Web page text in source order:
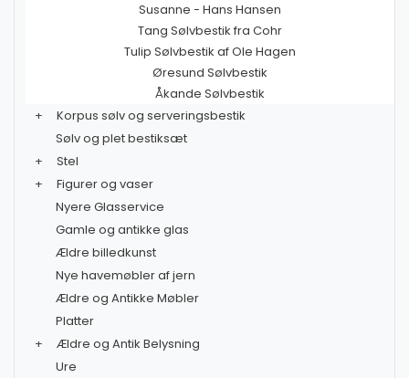
Susanne - Hans Hansen
Tang Sølvbestik fra Cohr
Tulip Sølvbestik af Ole Hagen
Øresund Sølvbestik
Åkande Sølvbestik
+
Korpus sølv og serveringsbestik
Sølv og plet bestiksæt
+
Stel
+
Figurer og vaser
Nyere Glasservice
Gamle og antikke glas
Ældre billedkunst
Nye havemøbler af jern
Ældre og Antikke Møbler
Platter
+
Ældre og Antik Belysning
Ure